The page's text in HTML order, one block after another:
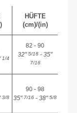
HÜFTE
(cm)/(in)
1/4
82 - 90
32"5/16 - 35"
7/16
3/8
90 - 98
35"7/16 - 38"5/8